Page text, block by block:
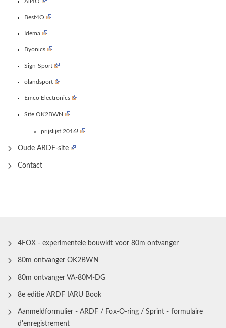
Best4O
Idema
Byonics
Sign-Sport
olandsport
Emco Electronics
Site OK2BWN
prijslijst 2016!
Oude ARDF-site
Contact
4FOX - experimentele bouwkit voor 80m ontvanger
80m ontvanger OK2BWN
80m ontvanger VA-80M-DG
8e editie ARDF IARU Book
Aanmeldformulier - ARDF / Fox-O-ring / Sprint - formulaire
d'enregistrement